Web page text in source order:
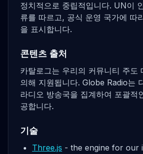
정치적으로 중립적입니다. UN이
류를 따르고, 공식 운영 국가에 따
을 표시합니다.
콘텐츠 출처
카탈로그는 우리의 커뮤니티 주도
의해 지원됩니다. Globe Radio는
라디오 방송국을 집계하여 포괄적
공합니다.
기술
Three.js - the engine for our